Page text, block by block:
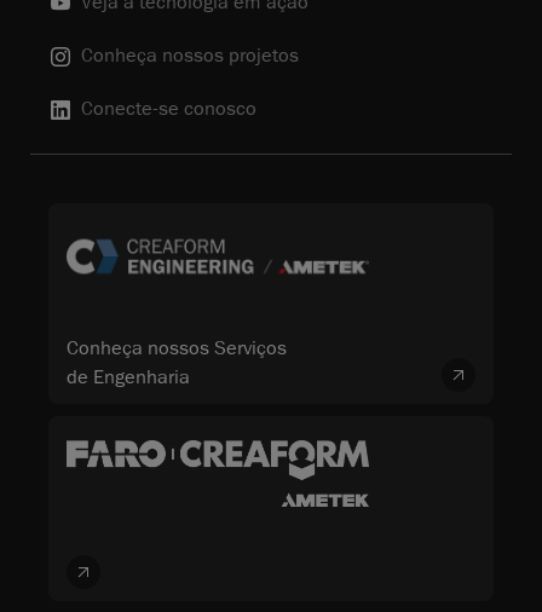
Conheça nossos projetos
Conecte-se conosco
Conheça nossos Serviços
de Engenharia